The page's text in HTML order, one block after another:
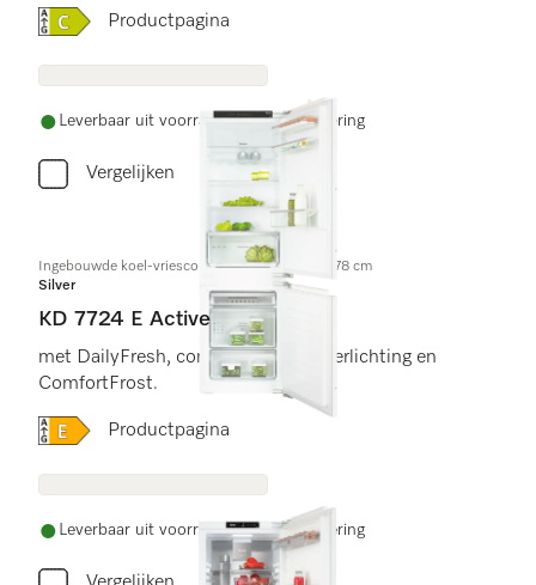
Online Label Flag, Energielabel
Productpagina
Leverbaar uit voorraad met gratis levering
Vergelijken
Ingebouwde koel-vriescombinatie, nishoogte 178 cm
Silver
KD 7724 E Active
met DailyFresh, comfortabele led-verlichting en
ComfortFrost.
Online Label Flag, Energielabel
Productpagina
Leverbaar uit voorraad met gratis levering